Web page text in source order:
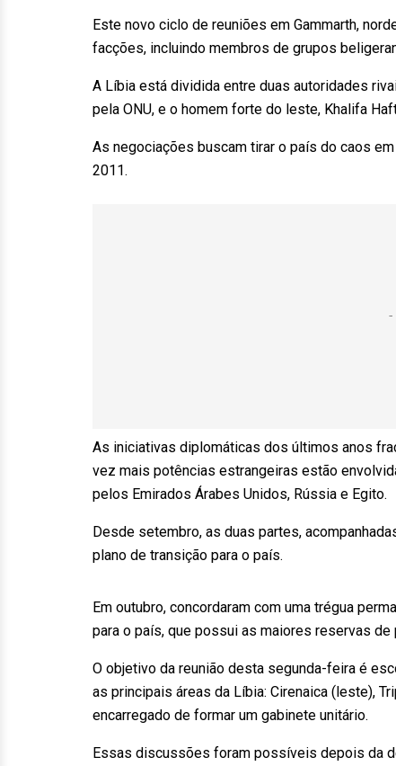
Este novo ciclo de reuniões em Gammarth,
facções, incluindo membros de grupos
A Líbia está dividida entre duas autoridades
pela ONU, e o homem forte do leste, Khalifa
As negociações buscam tirar o país do caos
2011.
As iniciativas diplomáticas dos últimos anos
vez mais potências estrangeiras estão
pelos Emirados Árabes Unidos, Rússia e Egito.
Desde setembro, as duas partes,
plano de transição para o país.
Em outubro, concordaram com uma trégua
para o país, que possui as maiores reservas de
O objetivo da reunião desta segunda-feira é
as principais áreas da Líbia: Cirenaica (leste),
encarregado de formar um gabinete unitário.
Essas discussões foram possíveis depois da